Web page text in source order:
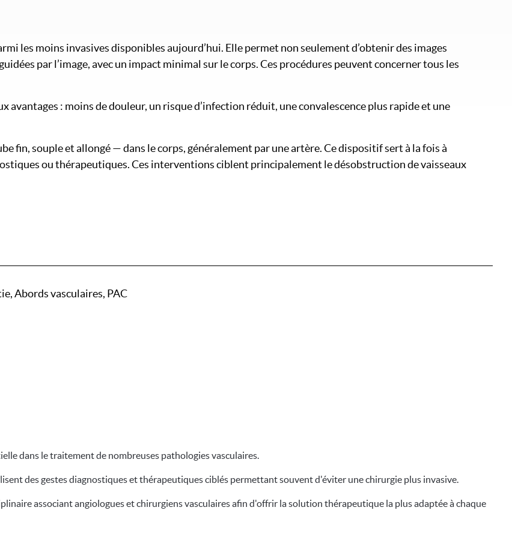
les moins invasives disponibles aujourd’hui. Elle permet non seulement d’obtenir des images
par l’image, avec un impact minimal sur le corps. Ces procédures peuvent concerner tous les
: moins de douleur, un risque d’infection réduit, une convalescence plus rapide et une
fin, souple et allongé — dans le corps, généralement par une artère. Ce dispositif sert à la fois à
ou thérapeutiques. Ces interventions ciblent principalement le désobstruction de vaisseaux
Abords vasculaires, PAC
dans le traitement de nombreuses pathologies vasculaires.
des gestes diagnostiques et thérapeutiques ciblés permettant souvent d'éviter une chirurgie plus invasive.
associant angiologues et chirurgiens vasculaires afin d'offrir la solution thérapeutique la plus adaptée à chaque